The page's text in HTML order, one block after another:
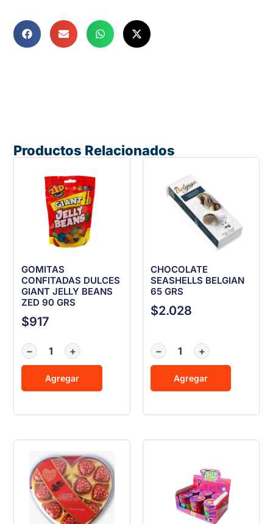
Productos Relacionados
GOMITAS
CONFITADAS DULCES
GIANT JELLY BEANS
ZED 90 GRS
$917
− +
Agregar
CHOCOLATE
SEASHELLS BELGIAN
65 GRS
$2.028
− +
Agregar